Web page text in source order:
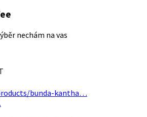
nechám na vas
bunda-kantha…